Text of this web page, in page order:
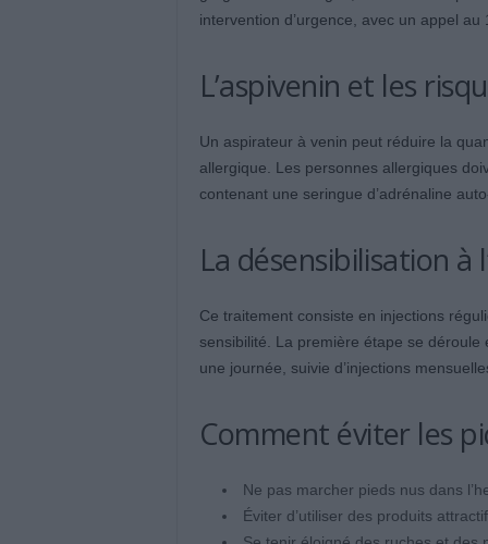
intervention d’urgence, avec un appel
L’aspivenin et les
Un aspirateur à venin peut réduire la
allergique. Les personnes allergiques
contenant une seringue d’adrénaline
La désensibilisation à
Ce traitement consiste en injections
sensibilité. La première étape se
une journée, suivie d’injections
Comment éviter les
Ne pas marcher pieds nus dans
Éviter d’utiliser des produits